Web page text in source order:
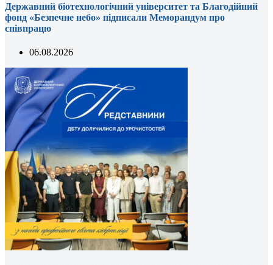
Державний біотехнологічний університет та Благодійний
фонд «Безпечне небо» підписали Меморандум про
співпрацю
06.08.2026